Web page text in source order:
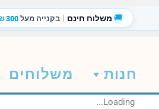
🚚 משלוח חינם | בקנייה מעל300 ₪
חנות משלוחים
Loading...